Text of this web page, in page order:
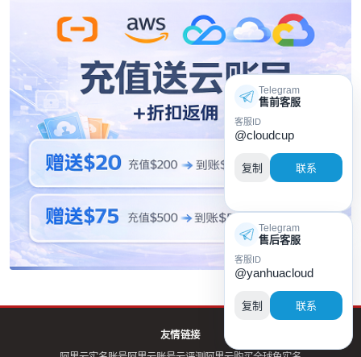
友情链接
Telegram
售前客服
客服ID
@cloudcup
复制 联系
Telegram
售后客服
客服ID
@yanhuacloud
复制 联系